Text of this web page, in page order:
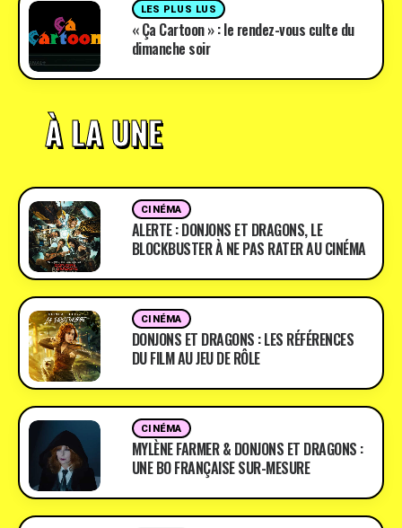
LES PLUS LUS
« Ça Cartoon » : le rendez-vous culte du
dimanche soir
À LA UNE
CINÉMA
ALERTE : DONJONS ET DRAGONS, LE
BLOCKBUSTER À NE PAS RATER AU CINÉMA
CINÉMA
DONJONS ET DRAGONS : LES RÉFÉRENCES
DU FILM AU JEU DE RÔLE
CINÉMA
MYLÈNE FARMER & DONJONS ET DRAGONS :
UNE BO FRANÇAISE SUR-MESURE